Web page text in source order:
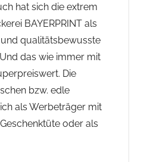
hat sich die extrem
BAYERPRINT als
qualitätsbewusste
das wie immer mit
Die
bzw. edle
als Werbeträger mit
oder als